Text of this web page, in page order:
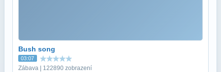
Bush song
03:07
Zábava | 122890 zobrazení